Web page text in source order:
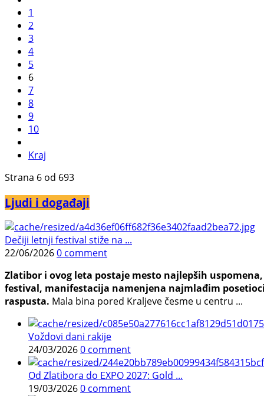
1
2
3
4
5
6
7
8
9
10
Kraj
Strana 6 od 693
Ljudi i događaji
Dečiji letnji festival stiže na ...
22/06/20260 comment
Zlatibor i ovog leta postaje mesto najlepših
festival, manifestacija namenjena najmlađim
raspusta. Mala bina pored Kraljeve česme u centru ...
Voždovi dani rakije
24/03/20260 comment
Od Zlatibora do EXPO 2027: Gold ...
19/03/20260 comment